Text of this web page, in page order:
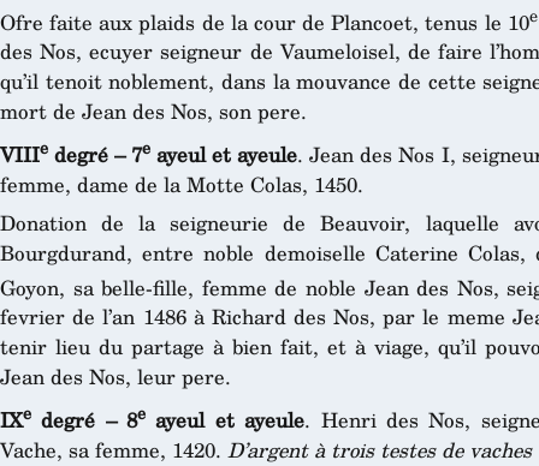
Ofre faite aux plaids de la cour de Plancoet, tenus le 10e
des Nos, ecuyer seigneur de Vaumeloisel, de faire
qu’il tenoit noblement, dans la mouvance de cette
mort de Jean des Nos, son pere.
VIIIe degré – 7e ayeul et ayeule. Jean des Nos I,
femme, dame de la Motte Colas, 1450.
Donation de la seigneurie de Beauvoir, laquelle
Bourgdurand, entre noble demoiselle Caterine
Goyon, sa belle-fille, femme de noble Jean des Nos,
fevrier de l’an 1486 à Richard des Nos, par le meme
tenir lieu du partage à bien fait, et à viage, qu’il
Jean des Nos, leur pere.
IXe degré – 8e ayeul et ayeule. Henri des Nos,
Vache, sa femme, 1420. D’argent à trois testes de